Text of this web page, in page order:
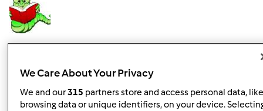
In cima
We Care About Your Privacy
We and our315 partners store and access personal data,
browsing data or unique identifiers, on your device.